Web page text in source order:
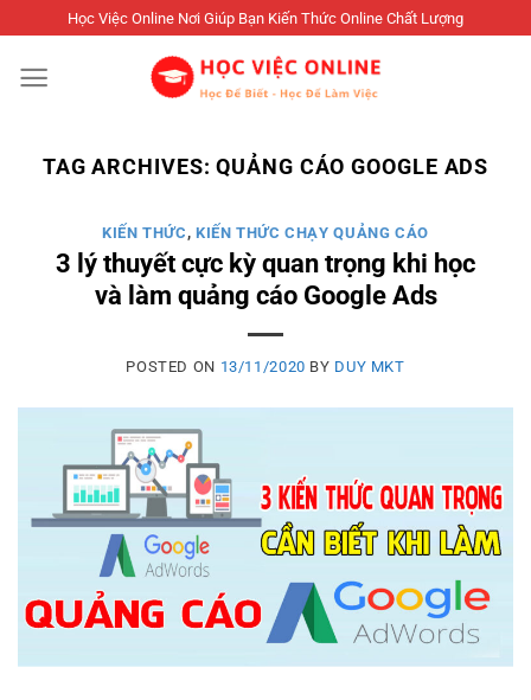
content
Học Việc Online Nơi Giúp Bạn Kiến Thức Online Chất Lượng
TAG ARCHIVES:QUẢNG CÁO GOOGLE ADS
KIẾN THỨC , KIẾN THỨC CHẠY QUẢNG CÁO
3 lý thuyết cực kỳ quan trọng khi học
và làm quảng cáo Google Ads
POSTED ON 13/11/2020 BY DUY MKT